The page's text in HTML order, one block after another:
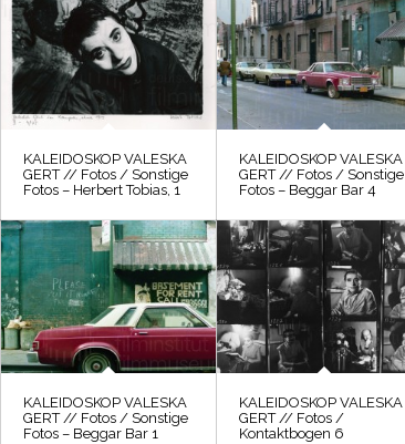
KALEIDOSKOP VALESKA
GERT // Fotos / Sonstige
Fotos – Herbert Tobias, 1
KALEIDOSKOP VALESKA
GERT // Fotos / Sonstige
Fotos – Beggar Bar 4
KALEIDOSKOP VALESKA
GERT // Fotos / Sonstige
Fotos – Beggar Bar 1
KALEIDOSKOP VALESKA
GERT // Fotos /
Kontaktbogen 6